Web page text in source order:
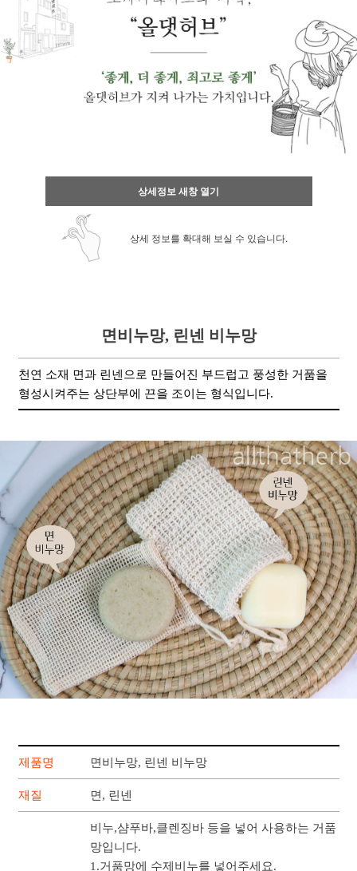
상세정보 새창 열기
상세 정보를 확대해 보실 수 있습니다.
면비누망, 린넨 비누망
천연 소재 면과 린넨으로 만들어진 부드럽고 풍성한 거품을
형성시켜주는 상단부에 끈을 조이는 형식입니다.
제품명 면비누망, 린넨 비누망
재질 면, 린넨
비누,샴푸바,클렌징바 등을 넣어 사용하는 거품
망입니다.
1.거품망에 수제비누를 넣어주세요.